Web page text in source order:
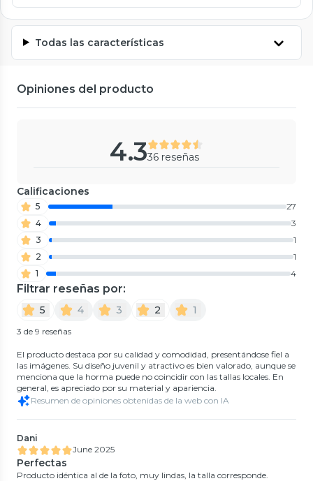
Todas las características
Opiniones del producto
4.336 reseñas
Calificaciones
5
27
4
3
3
1
2
1
1
4
Filtrar reseñas por:
5 4 3 2 1
3 de 9 reseñas
El producto destaca por su calidad y comodidad, presentándose fiel a
las imágenes. Su diseño juvenil y atractivo es bien valorado, aunque se
menciona que la horma puede no coincidir con las tallas locales. En
general, es apreciado por su material y apariencia.
Resumen de opiniones obtenidas de la web con IA
Dani
June 2025
Perfectas
Producto idéntica al de la foto, muy lindas, la talla corresponde.